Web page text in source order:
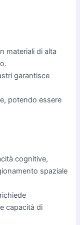
materiali di alta
garantisce
potendo essere
cognitive,
spaziale
capacità di